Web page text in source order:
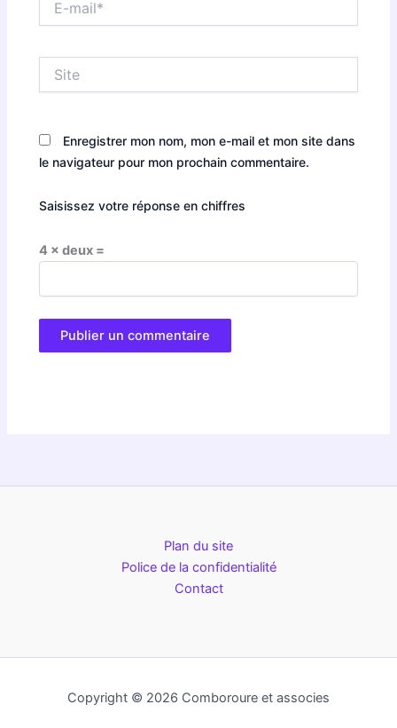
mail*
Enregistrer mon nom, mon e-mail et mon site dans
le navigateur pour mon prochain commentaire.
Saisissez votre réponse en chiffres
4 × deux =
Plan du site
Police de la confidentialité
Contact
Copyright © 2026 Comboroure et associes